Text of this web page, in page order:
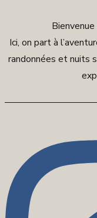
Ici, on part à
randonnées et nuits